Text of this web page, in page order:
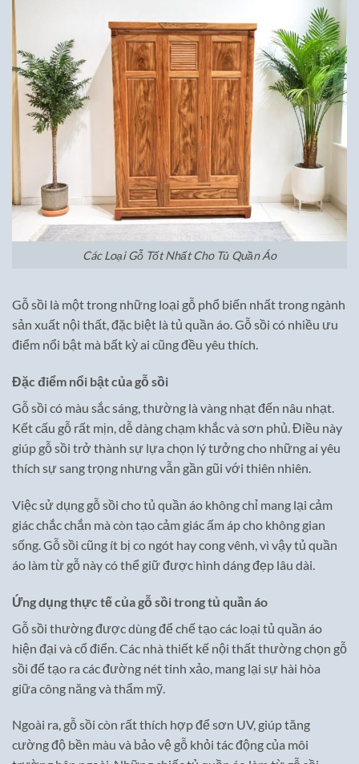
Các Loại Gỗ Tốt Nhất Cho Tủ Quần Áo
Gỗ sồi là một trong những loại gỗ phổ biến nhất trong ngành
sản xuất nội thất, đặc biệt là tủ quần áo. Gỗ sồi có nhiều ưu
điểm nổi bật mà bất kỳ ai cũng đều yêu thích.
Đặc điểm nổi bật của gỗ sồi
Gỗ sồi có màu sắc sáng, thường là vàng nhạt đến nâu nhạt.
Kết cấu gỗ rất mịn, dễ dàng chạm khắc và sơn phủ. Điều này
giúp gỗ sồi trở thành sự lựa chọn lý tưởng cho những ai yêu
thích sự sang trọng nhưng vẫn gần gũi với thiên nhiên.
Việc sử dụng gỗ sồi cho tủ quần áo không chỉ mang lại cảm
giác chắc chắn mà còn tạo cảm giác ấm áp cho không gian
sống. Gỗ sồi cũng ít bị co ngót hay cong vênh, vì vậy tủ quần
áo làm từ gỗ này có thể giữ được hình dáng đẹp lâu dài.
Ứng dụng thực tế của gỗ sồi trong tủ quần áo
Gỗ sồi thường được dùng để chế tạo các loại tủ quần áo
hiện đại và cổ điển. Các nhà thiết kế nội thất thường chọn gỗ
sồi để tạo ra các đường nét tinh xảo, mang lại sự hài hòa
giữa công năng và thẩm mỹ.
Ngoài ra, gỗ sồi còn rất thích hợp để sơn UV, giúp tăng
cường độ bền màu và bảo vệ gỗ khỏi tác động của môi